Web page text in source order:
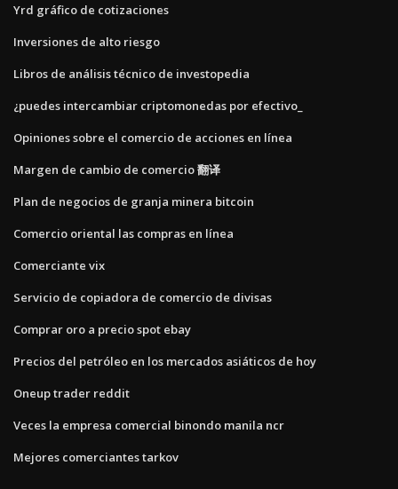
Yrd gráfico de cotizaciones
Inversiones de alto riesgo
Libros de análisis técnico de investopedia
¿puedes intercambiar criptomonedas por efectivo_
Opiniones sobre el comercio de acciones en línea
Margen de cambio de comercio 翻译
Plan de negocios de granja minera bitcoin
Comercio oriental las compras en línea
Comerciante vix
Servicio de copiadora de comercio de divisas
Comprar oro a precio spot ebay
Precios del petróleo en los mercados asiáticos de hoy
Oneup trader reddit
Veces la empresa comercial binondo manila ncr
Mejores comerciantes tarkov